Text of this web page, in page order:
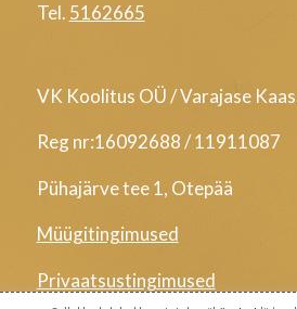
Tel. 5162665
VK Koolitus OÜ / Varajase
Reg nr:16092688 / 11911087
Pühajärve tee 1, Otepää
Müügitingimused
Privaatsustingimused